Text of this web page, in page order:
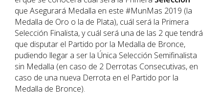
que Asegurará Medalla en este #MunMas 2019 (la
Medalla de Oro o la de Plata), cuál será la Primera
Selección Finalista, y cuál será una de las 2 que tendrá
que disputar el Partido por la Medalla de Bronce,
pudiendo llegar a ser la Única Selección Semifinalista
sin Medalla (en caso de 2 Derrotas Consecutivas, en
caso de una nueva Derrota en el Partido por la
Medalla de Bronce).